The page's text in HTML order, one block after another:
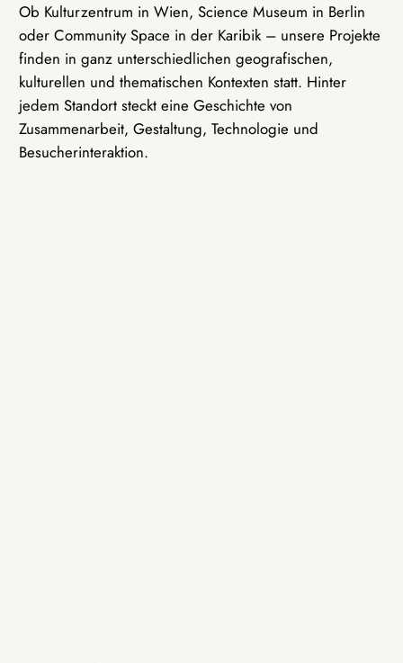
Ob Kulturzentrum in Wien, Science Museum in Berlin
oder Community Space in der Karibik – unsere Projekte
finden in ganz unterschiedlichen geografischen,
kulturellen und thematischen Kontexten statt. Hinter
jedem Standort steckt eine Geschichte von
Zusammenarbeit, Gestaltung, Technologie und
Besucherinteraktion.